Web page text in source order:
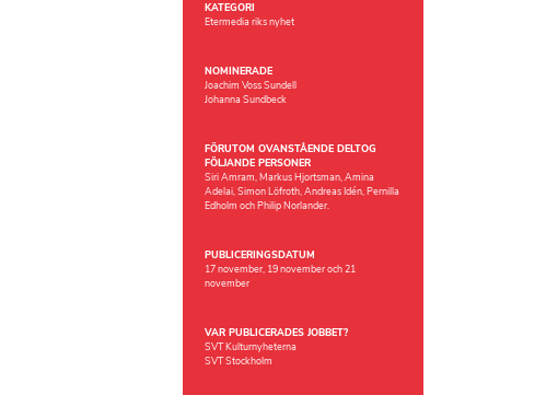
KATEGORI
Etermedia riks nyhet
NOMINERADE
Joachim Voss Sundell
Johanna Sundbeck
FÖRUTOM OVANSTÅENDE DELTOG
FÖLJANDE PERSONER
Siri Amram, Markus Hjortsman, Amina
Adelai, Simon Löfroth, Andreas Idén, Pernilla
Edholm och Philip Norlander.
PUBLICERINGSDATUM
17 november, 19 november och 21
november
VAR PUBLICERADES JOBBET?
SVT Kulturnyheterna
SVT Stockholm